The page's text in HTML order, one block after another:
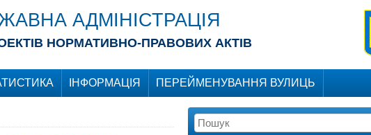
АДМІНІСТРАЦІЯ
НОРМАТИВНО-ПРАВОВИХ АКТІВ
ІНФОРМАЦІЯ ПЕРЕЙМЕНУВАННЯ ВУЛИЦЬ